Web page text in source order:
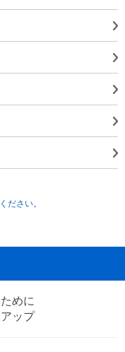
ださい。
めに
ップ